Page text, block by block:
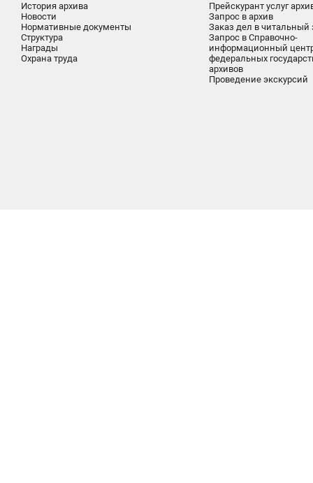
История архива
Новости
Нормативные документы
Структура
Награды
Охрана труда
Прейскурант услуг
Запрос в архив
Заказ дел в читальный
Запрос в Справочно-
информационный
федеральных
архивов
Проведение экскурсий